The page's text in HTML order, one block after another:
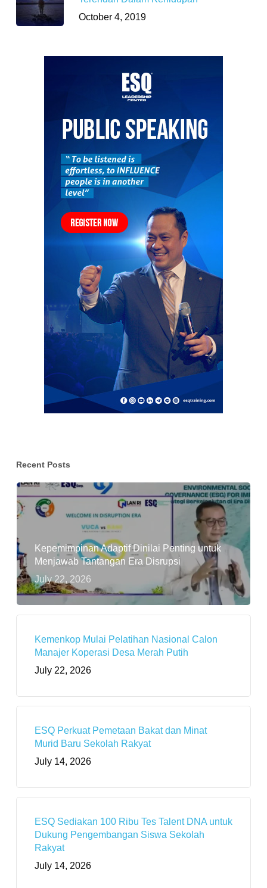
October 4, 2019
Recent Posts
Kepemimpinan Adaptif Dinilai Penting untuk
Menjawab Tantangan Era Disrupsi
July 22, 2026
Kemenkop Mulai Pelatihan Nasional Calon
Manajer Koperasi Desa Merah Putih
July 22, 2026
ESQ Perkuat Pemetaan Bakat dan Minat
Murid Baru Sekolah Rakyat
July 14, 2026
ESQ Sediakan 100 Ribu Tes Talent DNA untuk
Dukung Pengembangan Siswa Sekolah
Rakyat
July 14, 2026